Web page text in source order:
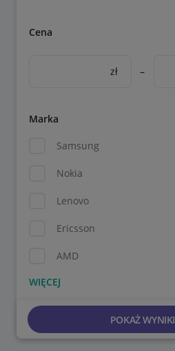
Cena
zł –
Marka
Samsung
Nokia
Lenovo
Ericsson
AMD
POKAŻ WYNIKI